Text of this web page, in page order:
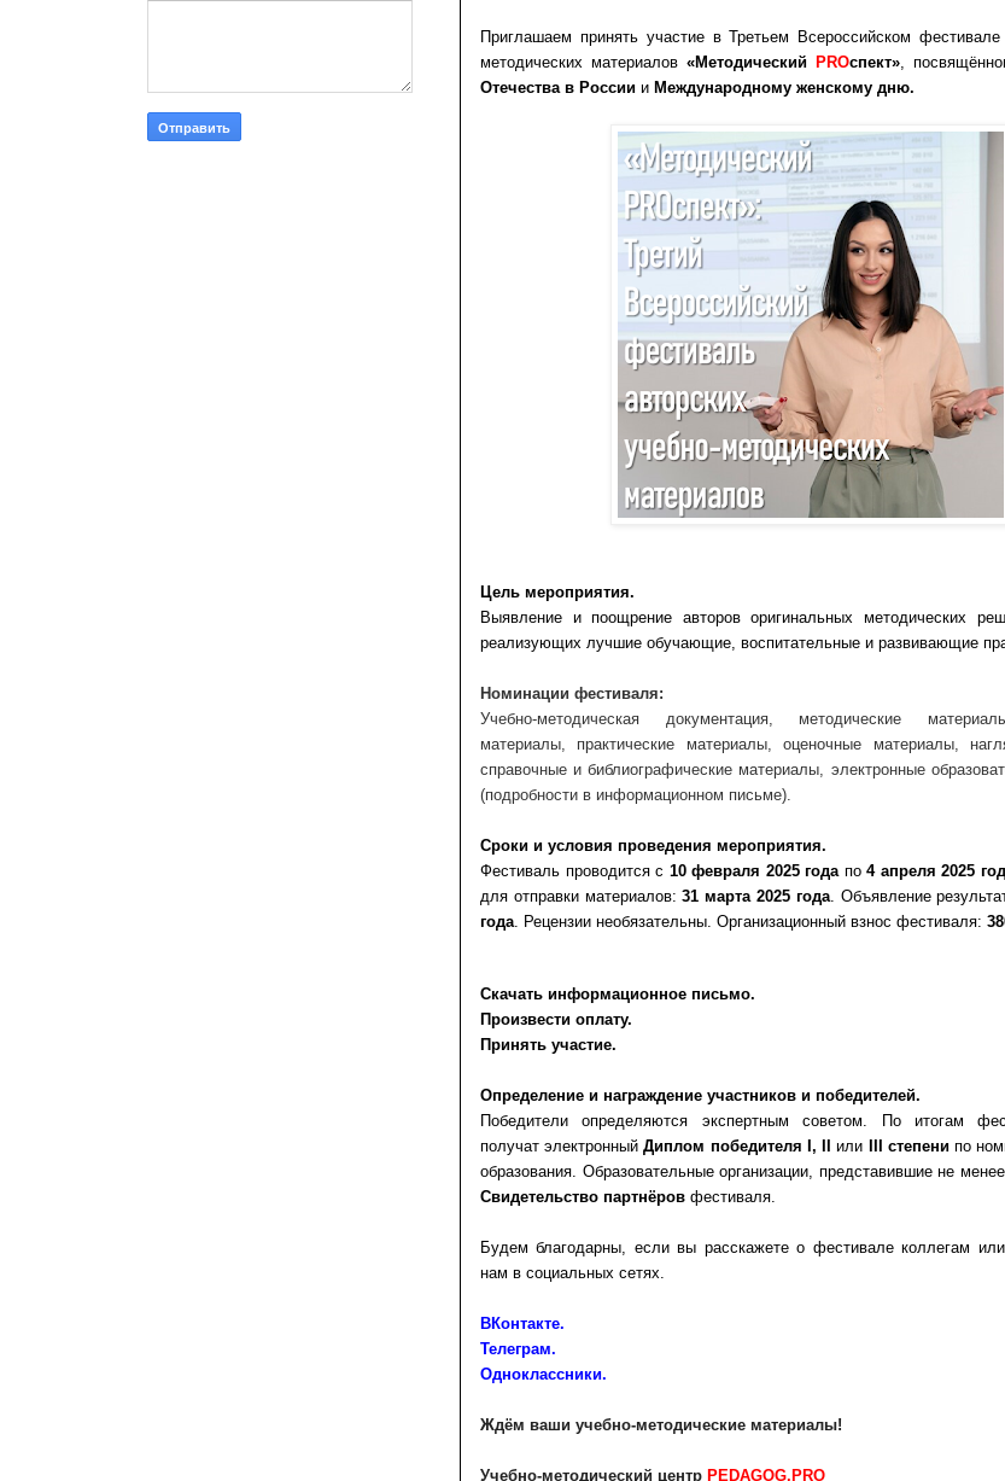
Приглашаем принять участие в Третьем Всероссийском фестивале
методических материалов «Методический PROспект»,
Отечества в России и Международному женскому дню.
Цель мероприятия.
Выявление и поощрение авторов оригинальных методических
реализующих лучшие обучающие, воспитательные и развивающие
Номинации фестиваля:
Учебно-методическая документация, методические
материалы, практические материалы, оценочные материалы, н
справочные и библиографические материалы, электронные
(подробности в информационном письме).
Сроки и условия проведения мероприятия.
Фестиваль проводится с 10 февраля 2025 годапо4 апреля 2025
для отправки материалов:31 марта 2025 года. Объявление
года. Рецензии необязательны. Организационный взнос фестиваля:
Скачать информационное письмо.
Произвести оплату.
Принять участие.
Определение и награждение участников и победителей.
Победители определяются экспертным советом. По итогам
получат электронный Диплом победителя I, II или III степенипо
образования. Образовательные организации, представившие не
Свидетельство партнёров фестиваля.
Будем благодарны, если вы расскажете о фестивале коллегам
нам в социальных сетях.
ВКонтакте.
Телеграм.
Одноклассники.
Ждём ваши учебно-методические материалы!
Учебно-методический центр PEDAGOG. PRO